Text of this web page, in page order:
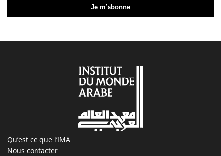
Qu’est ce que l’IMA
Nous contacter